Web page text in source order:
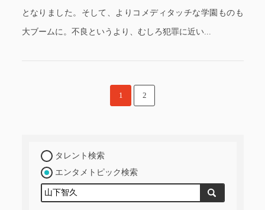
となりました。そして、よりコメディタッチな学園ものも
大ブームに。不良というより、むしろ犯罪に近い...
1 2
タレント検索
エンタメトピック検索